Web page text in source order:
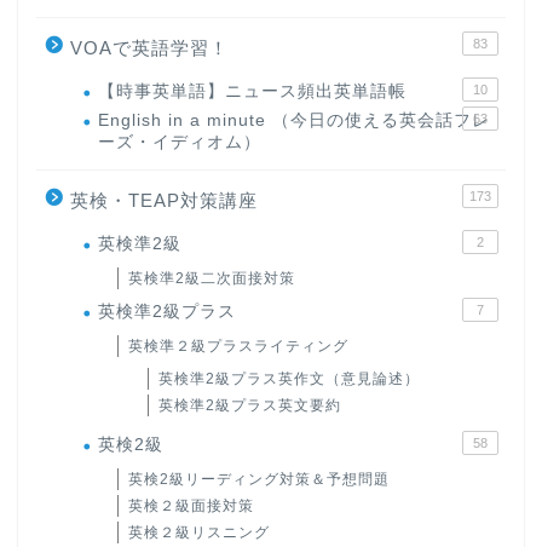
VOAで英語学習！ 83
【時事英単語】ニュース頻出英単語帳 10
English in a minute （今日の使える英会話フレ
ーズ・イディオム）
63
英検・TEAP対策講座 173
英検準2級 2
英検準2級二次面接対策
英検準2級プラス 7
英検準２級プラスライティング
英検準2級プラス英作文（意見論述）
英検準2級プラス英文要約
英検2級 58
英検2級リーディング対策＆予想問題
英検２級面接対策
英検２級リスニング